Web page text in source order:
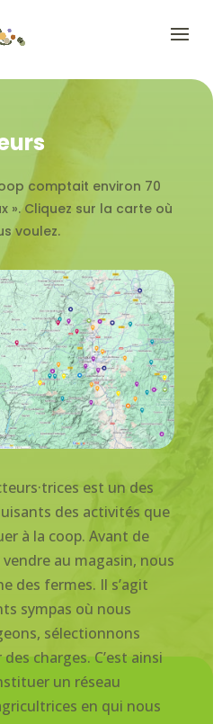
comptait environ 70
». Cliquez sur la carte où
voulez.
est un des
des activités que
à la coop. Avant de
au magasin, nous
des fermes. Il s’agit
sympas où nous
sélectionnons
charges. C’est ainsi
un réseau
en qui nous